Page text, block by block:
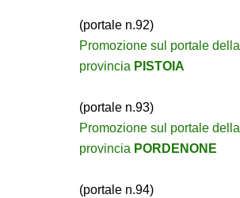
(portale n.92)
Promozione sul portale della
provincia PISTOIA
(portale n.93)
Promozione sul portale della
provincia PORDENONE
(portale n.94)